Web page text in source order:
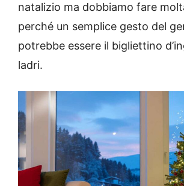
natalizio ma dobbiamo fare
perché un semplice gesto del
potrebbe essere il bigliettino
ladri.